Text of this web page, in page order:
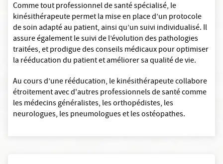
Comme tout professionnel de santé spécialisé, le
kinésithérapeute permet la mise en place d’un protocole
de soin adapté au patient, ainsi qu’un suivi individualisé. Il
assure également le suivi de l’évolution des pathologies
traitées, et prodigue des conseils médicaux pour optimiser
la rééducation du patient et améliorer sa qualité de vie.
Au cours d’une rééducation, le kinésithérapeute collabore
étroitement avec d'autres professionnels de santé comme
les médecins généralistes, les orthopédistes, les
neurologues, les pneumologues et les ostéopathes.